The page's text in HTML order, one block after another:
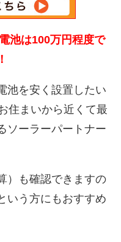
池は100万円程度で
池を安く設置したい
住まいから近くて最
ソーラーパートナー
）も確認できますの
いう方にもおすすめ